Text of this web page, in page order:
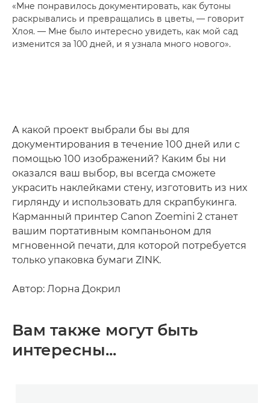
«Мне понравилось документировать, как бутоны
раскрывались и превращались в цветы, — говорит
Хлоя. — Мне было интересно увидеть, как мой сад
изменится за 100 дней, и я узнала много нового».
А какой проект выбрали бы вы для
документирования в течение 100 дней или с
помощью 100 изображений? Каким бы ни
оказался ваш выбор, вы всегда сможете
украсить наклейками стену, изготовить из них
гирлянду и использовать для скрапбукинга.
Карманный принтер Canon Zoemini 2 станет
вашим портативным компаньоном для
мгновенной печати, для которой потребуется
только упаковка бумаги ZINK.
Автор: Лорна Докрил
Вам также могут быть
интересны...